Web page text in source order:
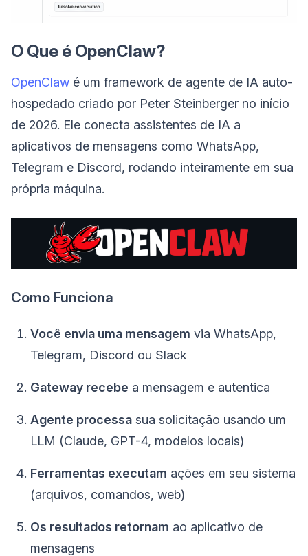
O Que é OpenClaw?
OpenClaw é um framework de agente de IA auto-
hospedado criado por Peter Steinberger no início
de 2026. Ele conecta assistentes de IA a
aplicativos de mensagens como WhatsApp,
Telegram e Discord, rodando inteiramente em sua
própria máquina.
Como Funciona
Você envia uma mensagem via WhatsApp,
Telegram, Discord ou Slack
Gateway recebe a mensagem e autentica
Agente processa sua solicitação usando um
LLM (Claude, GPT-4, modelos locais)
Ferramentas executam ações em seu sistema
(arquivos, comandos, web)
Os resultados retornam ao aplicativo de
mensagens